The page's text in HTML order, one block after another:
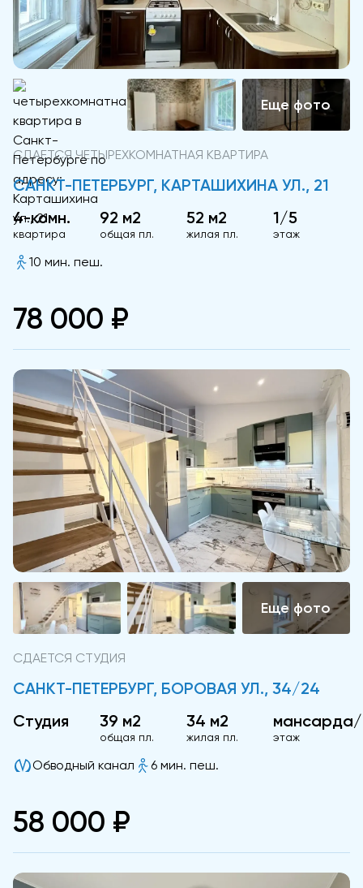
СДАЕТСЯ ЧЕТЫРЕХКОМНАТНАЯ КВАРТИРА
САНКТ-ПЕТЕРБУРГ, КАРТАШИХИНА УЛ., 21
4-комн.
квартира
92 м2
общая пл.
52 м2
жилая пл.
1/5
этаж
10 мин. пеш.
78 000 ₽
СДАЕТСЯ СТУДИЯ
САНКТ-ПЕТЕРБУРГ, БОРОВАЯ УЛ., 34/24
Студия
39 м2
общая пл.
34 м2
жилая пл. этаж
Обводный канал 6 мин. пеш.
58 000 ₽